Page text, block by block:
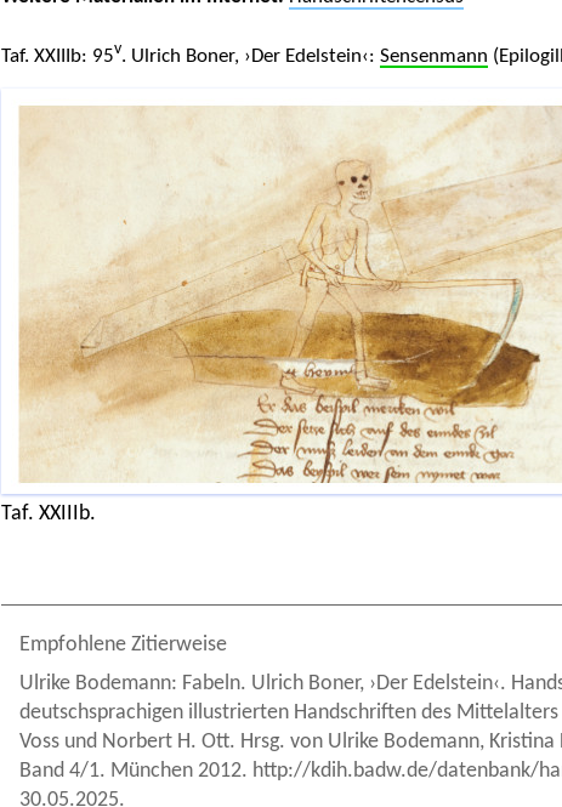
Taf. XXIIIb: 95v. Ulrich Boner, ›Der Edelstein‹: Sensenmann
Taf. XXIIIb.
Empfohlene Zitierweise
Ulrike Bodemann: Fabeln. Ulrich Boner, ›Der Edelstein‹.
deutschsprachigen illustrierten Handschriften des
Voss und Norbert H. Ott. Hrsg. von Ulrike Bodemann,
Band 4/1. München 2012. http://kdih.badw.de/datenbank/
30.05.2025.